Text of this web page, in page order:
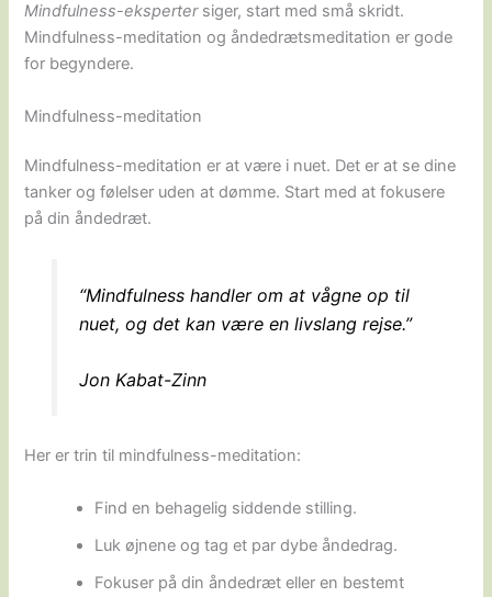
Mindfulness-ekspertersiger, start med små skridt.
Mindfulness-meditation og åndedrætsmeditation er gode
for begyndere.
Mindfulness-meditation
Mindfulness-meditation er at være i nuet. Det er at se dine
tanker og følelser uden at dømme. Start med at fokusere
på din åndedræt.
“Mindfulness handler om at vågne op til
nuet, og det kan være en livslang rejse.”
Jon Kabat-Zinn
Her er trin til mindfulness-meditation:
Find en behagelig siddende stilling.
Luk øjnene og tag et par dybe åndedrag.
Fokuser på din åndedræt eller en bestemt